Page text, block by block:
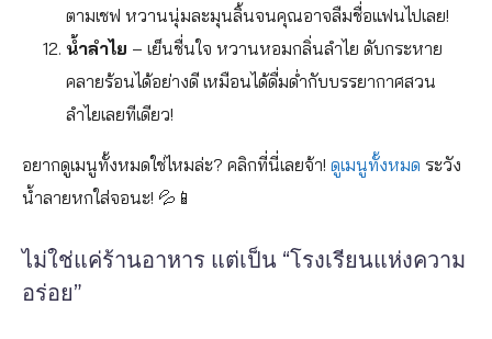
ตามเชฟ หวานนุ่มละมุนลิ้นจนคุณอาจลืมชื่อแฟนไปเลย!
น้ำลำไย – เย็นชื่นใจ หวานหอมกลิ่นลำไย ดับกระหาย
คลายร้อนได้อย่างดี เหมือนได้ดื่มด่ำกับบรรยากาศสวน
ลำไยเลยทีเดียว!
อยากดูเมนูทั้งหมดใช่ไหมล่ะ? คลิกที่นี่เลยจ้า! ดูเมนูทั้งหมด ระวัง
น้ำลายหกใส่จอนะ! 💦📱
ไม่ใช่แค่ร้านอาหาร แต่เป็น “โรงเรียนแห่งความ
อร่อย”